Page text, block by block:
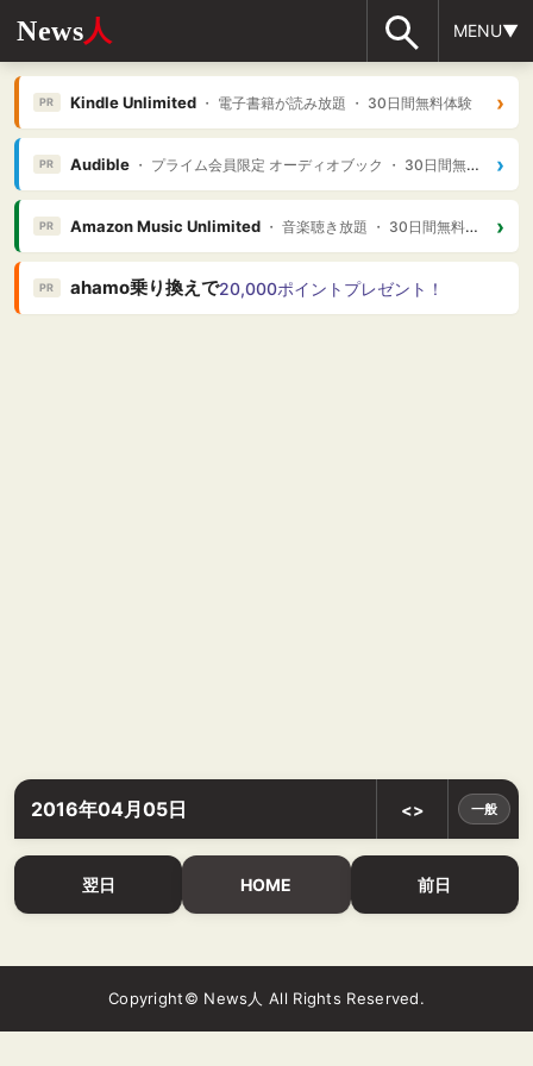
News人 MENU▼
PR Kindle Unlimited・ 電子書籍が読み放題 ・ 30日間無料体験 ›
PR Audible・ プライム会員限定 オーディオブック ・ 30日間無料体験 ›
PR Amazon Music Unlimited・ 音楽聴き放題 ・ 30日間無料体験 ›
PR ahamo乗り換えで20,000ポイントプレゼント！
2016年04月05日 <> 一般
翌日 HOME 前日
Copyright© News人 All Rights Reserved.